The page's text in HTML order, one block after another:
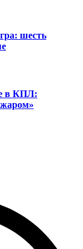
шесть
в КПЛ: